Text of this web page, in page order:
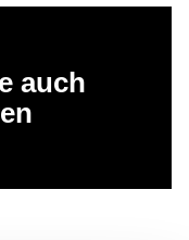
auch